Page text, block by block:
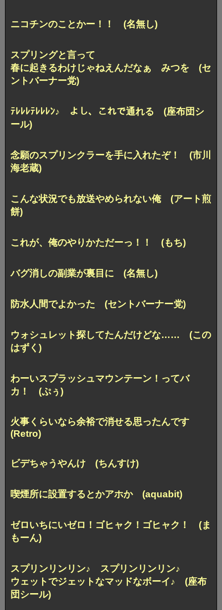
ニコチンのことかー！！ (名無し)
スプリングと言って
春に起きるわけじゃねえんだなぁ みつを (セ
ントバーナー党)
ﾃﾚﾚﾚﾃﾚﾚﾚﾝ♪ よし、これで通れる (座布団シ
ール)
念願のスプリンクラーを手に入れたぞ！ (市川
海老蔵)
こんな状況でも放送やめられない俺 (アート煎
餅)
これが、俺のやりかただーっ！！ (もち)
バグ消しの副業が裏目に (名無し)
防水人間でよかった (セントバーナー党)
ウォシュレット探してたんだけどな…… (この
はずく)
わーいスプラッシュマウンテーン！ってバ
カ！ (ぷぅ)
火事くらいなら余裕で消せる思ったんです
(Retro)
ビデちゃうやんけ (ちんすけ)
喫煙所に設置するとかアホか (aquabit)
ゼロいちにいゼロ！ゴヒャク！ゴヒャク！ (ま
もーん)
スプリンリンリン♪ スプリンリンリン♪
ウェットでジェットなマッドなボーイ♪ (座布
団シール)